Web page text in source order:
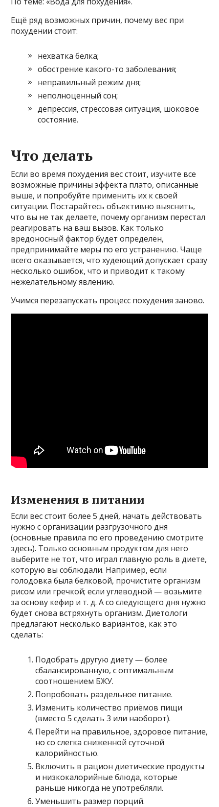
Ещё ряд возможных причин, почему вес при
похудении стоит:
нехватка белка;
обострение какого-то заболевания;
неправильный режим дня;
неполноценный сон;
депрессия, стрессовая ситуация, шоковое
состояние.
Что делать
Если во время похудения вес стоит, изучите все
возможные причины эффекта плато, описанные
выше, и попробуйте применить их к своей
ситуации. Постарайтесь объективно выяснить,
что вы не так делаете, почему организм перестал
реагировать на ваш вызов. Как только
вредоносный фактор будет определён,
предпринимайте меры по его устранению. Чаще
всего оказывается, что худеющий допускает сразу
несколько ошибок, что и приводит к такому
нежелательному явлению.
Учимся перезапускать процесс похудения заново.
Изменения в питании
Если вес стоит более 5 дней, начать действовать
нужно с организации разгрузочного дня
(основные правила по его проведению смотрите
здесь). Только основным продуктом для него
выберите не тот, что играл главную роль в диете,
которую вы соблюдали. Например, если
голодовка была белковой, прочистите организм
рисом или гречкой; если углеводной — возьмите
за основу кефир и т. д. А со следующего дня нужно
будет снова встряхнуть организм. Диетологи
предлагают несколько вариантов, как это
сделать:
Подобрать другую диету — более
сбалансированную, с оптимальным
соотношением БЖУ.
Попробовать раздельное питание.
Изменить количество приёмов пищи
(вместо 5 сделать 3 или наоборот).
Перейти на правильное, здоровое питание,
но со слегка сниженной суточной
калорийностью.
Включить в рацион диетические продукты
и низкокалорийные блюда, которые
раньше никогда не употребляли.
Уменьшить размер порций.